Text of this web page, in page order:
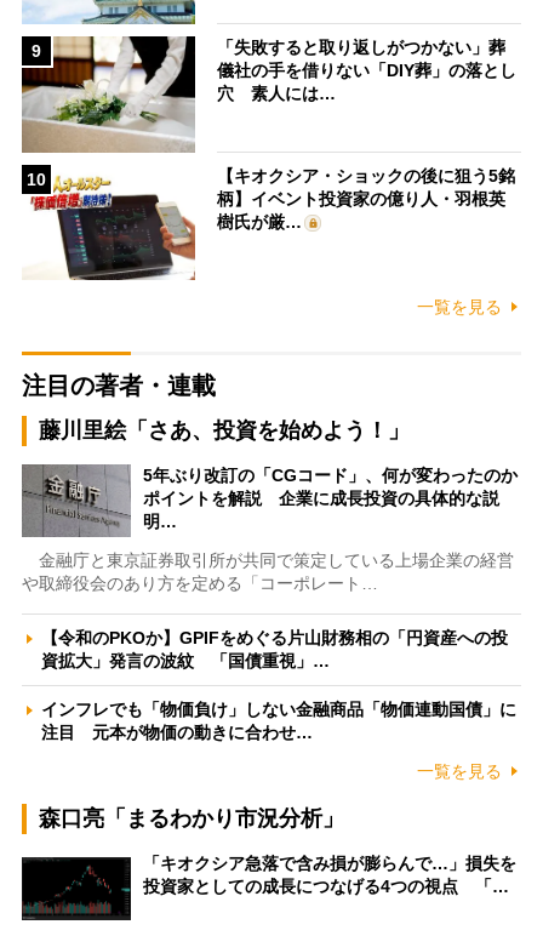
9
「失敗すると取り返しがつかない」葬
儀社の手を借りない「DIY葬」の落とし
穴 素人には…
10
【キオクシア・ショックの後に狙う5銘
柄】イベント投資家の億り人・羽根英
樹氏が厳…
一覧を見る
注目の著者・連載
藤川里絵「さあ、投資を始めよう！」
5年ぶり改訂の「CGコード」、何が変わったのか
ポイントを解説 企業に成長投資の具体的な説
明…
金融庁と東京証券取引所が共同で策定している上場企業の経営
や取締役会のあり方を定める「コーポレート…
【令和のPKOか】GPIFをめぐる片山財務相の「円資産への投
資拡大」発言の波紋 「国債重視」…
インフレでも「物価負け」しない金融商品「物価連動国債」に
注目 元本が物価の動きに合わせ…
一覧を見る
森口亮「まるわかり市況分析」
「キオクシア急落で含み損が膨らんで…」損失を
投資家としての成長につなげる4つの視点 「…